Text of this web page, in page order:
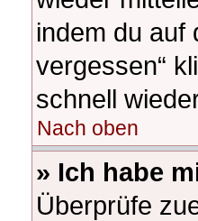
indem du auf
vergessen“
schnell
Nach oben
» Ich habe
Überprüfe